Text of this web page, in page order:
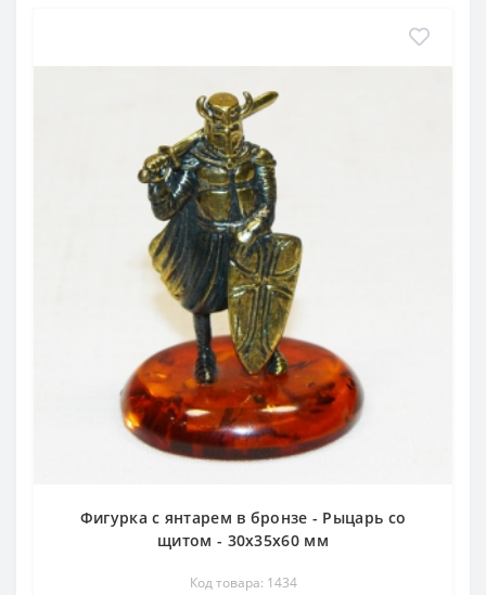
Фигурка с янтарем в бронзе - Рыцарь со
щитом - 30х35х60 мм
Код товара: 1434